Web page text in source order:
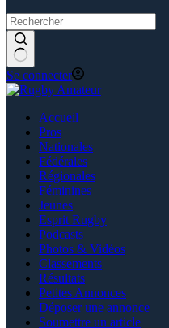
Se connecter
Accueil
Pros
Nationales
Fédérales
Régionales
Féminines
Jeunes
Esprit Rugby
Podcasts
Photos & Vidéos
Classements
Résultats
Petites Annonces
Déposer une annonce
Soumettre un article